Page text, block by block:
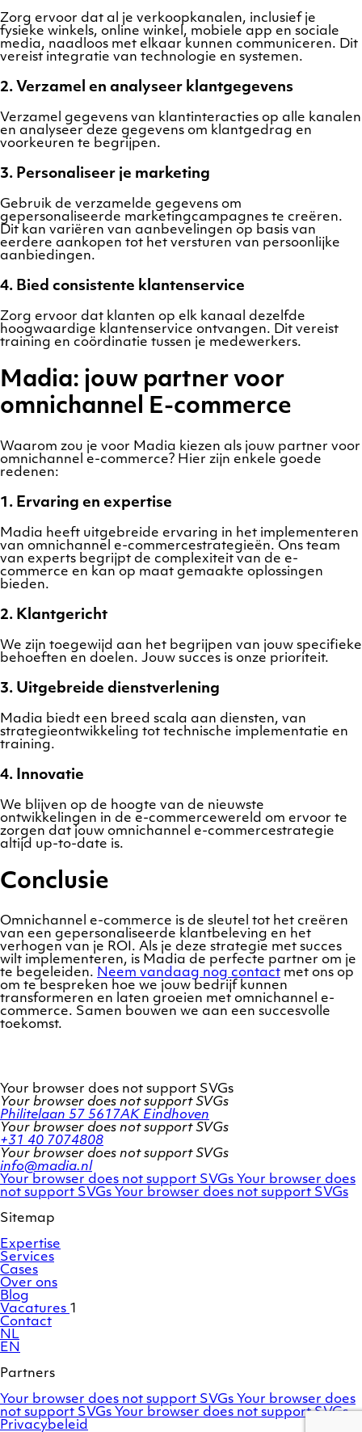
Zorg ervoor dat al je verkoopkanalen, inclusief je
fysieke winkels, online winkel, mobiele app en sociale
media, naadloos met elkaar kunnen communiceren. Dit
vereist integratie van technologie en systemen.
2. Verzamel en analyseer klantgegevens
Verzamel gegevens van klantinteracties op alle kanalen
en analyseer deze gegevens om klantgedrag en
voorkeuren te begrijpen.
3. Personaliseer je marketing
Gebruik de verzamelde gegevens om
gepersonaliseerde marketingcampagnes te creëren.
Dit kan variëren van aanbevelingen op basis van
eerdere aankopen tot het versturen van persoonlijke
aanbiedingen.
4. Bied consistente klantenservice
Zorg ervoor dat klanten op elk kanaal dezelfde
hoogwaardige klantenservice ontvangen. Dit vereist
training en coördinatie tussen je medewerkers.
Madia: jouw partner voor
omnichannel E-commerce
Waarom zou je voor Madia kiezen als jouw partner voor
omnichannel e-commerce? Hier zijn enkele goede
redenen:
1. Ervaring en expertise
Madia heeft uitgebreide ervaring in het implementeren
van omnichannel e-commercestrategieën. Ons team
van experts begrijpt de complexiteit van de e-
commerce en kan op maat gemaakte oplossingen
bieden.
2. Klantgericht
We zijn toegewijd aan het begrijpen van jouw specifieke
behoeften en doelen. Jouw succes is onze prioriteit.
3. Uitgebreide dienstverlening
Madia biedt een breed scala aan diensten, van
strategieontwikkeling tot technische implementatie en
training.
4. Innovatie
We blijven op de hoogte van de nieuwste
ontwikkelingen in de e-commercewereld om ervoor te
zorgen dat jouw omnichannel e-commercestrategie
altijd up-to-date is.
Conclusie
Omnichannel e-commerce is de sleutel tot het creëren
van een gepersonaliseerde klantbeleving en het
verhogen van je ROI. Als je deze strategie met succes
wilt implementeren, is Madia de perfecte partner om je
te begeleiden. Neem vandaag nog contact met ons op
om te bespreken hoe we jouw bedrijf kunnen
transformeren en laten groeien met omnichannel e-
commerce. Samen bouwen we aan een succesvolle
toekomst.
Your browser does not support SVGs
Your browser does not support SVGs
Philitelaan 57 5617AK Eindhoven
Your browser does not support SVGs
+31 40 7074808
Your browser does not support SVGs
info@madia.nl
Twitter
account
Your browser does not support SVGs LinkedIn
profile
Your browser does
not support SVGs Facebook
Your browser does not support SVGs
Sitemap
Expertise
Services
Cases
Over ons
Blog
Vacatures 1
Contact
NL
EN
Partners
Adobe
Commerce
/
Your browser does not support SVGs OroCommerce
Your browser does
not support SVGs Marello
Your browser does not support SVGs
Privacybeleid